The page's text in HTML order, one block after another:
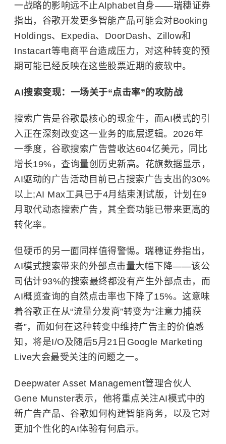
一战略的影响远不止Alphabet自身——瑞穗证券
指出，谷歌开发更多智能产品可能会对Booking
Holdings、Expedia、DoorDash、Zillow和
Instacart等电商平台造成压力，对这种转变的预
期可能已经反映在这些股票近期的疲软中。
AI搜索变现：一场关于“点击率”的攻防战
搜索广告是谷歌最核心的现金牛，而AI模式的引
入正在深刻改变这一业务的底层逻辑。2026年
一季度，谷歌搜索广告营收达604亿美元，同比
增长19%，查询量创历史新高。花旗数据显示，
AI驱动的广告活动目前已占搜索广告支出的30%
以上;AI Max工具已于4月结束测试版，计划在9
月取代动态搜索广告，其全套功能已带来更高的
转化率。
但硬币的另一面同样值得警惕。瑞穗证券指出，
AI模式搜索带来的外部点击量大幅下降——该公
司估计93%的搜索最终都没有产生外部点击，而
AI概览查询的自然点击率也下降了15%。这意味
着谷歌正在从“流量分发商”转变为“注意力捕获
者”，而如何在这种转变中维持广告主的价值感
知，将是I/O及随后5月21日Google Marketing
Live大会最受关注的问题之一。
Deepwater Asset Management管理合伙人
Gene Munster表示，他将重点关注AI模式中的
新广告产品、谷歌如何构建智能商务，以及它对
更加个性化的AI体验有何启示。